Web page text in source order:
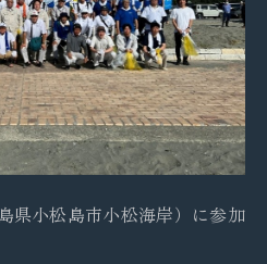
県小松島市小松海岸）に参加